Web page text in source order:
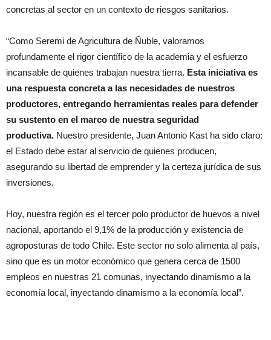
concretas al sector en un contexto de riesgos sanitarios.
“Como Seremi de Agricultura de Ñuble, valoramos
profundamente el rigor científico de la academia y el esfuerzo
incansable de quienes trabajan nuestra tierra. Esta iniciativa es
una respuesta concreta a las necesidades de nuestros
productores, entregando herramientas reales para defender
su sustento en el marco de nuestra seguridad
productiva. Nuestro presidente, Juan Antonio Kast ha sido claro:
el Estado debe estar al servicio de quienes producen,
asegurando su libertad de emprender y la certeza jurídica de sus
inversiones.
Hoy, nuestra región es el tercer polo productor de huevos a nivel
nacional, aportando el 9,1% de la producción y existencia de
agroposturas de todo Chile. Este sector no solo alimenta al país,
sino que es un motor económico que genera cerca de 1500
empleos en nuestras 21 comunas, inyectando dinamismo a la
economía local, inyectando dinamismo a la economía local”.